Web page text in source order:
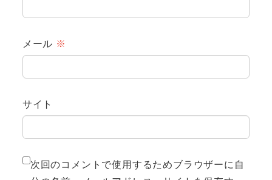
メール ※
サイト
次回のコメントで使用するためブラウザーに自